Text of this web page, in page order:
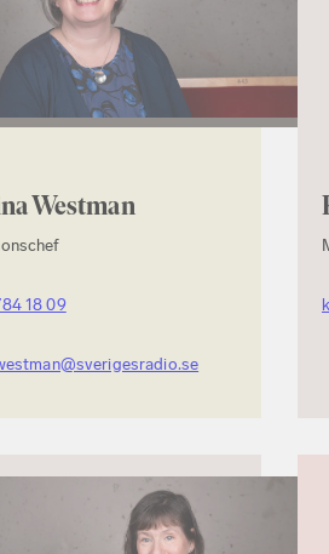
Westman
18 09